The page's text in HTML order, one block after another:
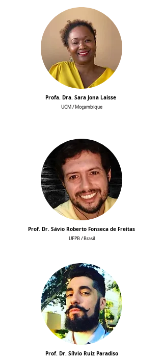
Profa. Dra. Sara Jona Laisse
UCM / Moçambique
Prof. Dr. Sávio Roberto Fonseca de Freitas
UFPB / Brasil
Prof. Dr. Sílvio Ruiz Paradiso